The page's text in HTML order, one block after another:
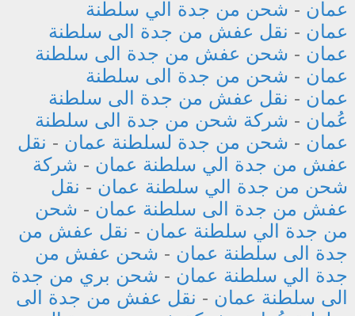
عمان - شحن من جدة الي سلطنة
عمان - نقل عفش من جدة الى سلطنة
عمان - شحن عفش من جدة الى سلطنة
عمان - شحن من جدة الى سلطنة
عمان - نقل عفش من جدة الى سلطنة
عُمان - شركة شحن من جدة الى سلطنة
عمان - شحن من جدة لسلطنة عمان - نقل
عفش من جدة الي سلطنة عمان - شركة
شحن من جدة الي سلطنة عمان - نقل
عفش من جدة الى سلطنة عمان - شحن
من جدة الي سلطنة عمان - نقل عفش من
جدة الى سلطنة عمان - شحن عفش من
جدة الي سلطنة عمان - شحن بري من جدة
الى سلطنة عمان - نقل عفش من جدة الى